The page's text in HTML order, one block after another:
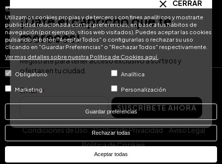
Utilizamos cookies propias y de terceros con fines analíticos y mostrarte
publicidad relacionada con tus preferencias, en base a tus hábitos de
navegación (por ejemplo, sitios web visitados). Puedes aceptar las cookies
pulsando el botón "Aceptar Todos" o configurarlas o rechazar su uso
clicando en "Guardar Preferencias" o "Rechazar Todos" respectivamente.
Ver mas detalles sobre nuestra Política de Cookies aquí.
Obligatorio Analítica
Marketing Personalización
Guardar preferencias
Rechazar todas
Aceptar todas
YouTube
TikTok
LinkedIn
NL
© Hotel Treats 2026
Tel: +34 871 51 00 40 (9:00 - 19:00 CEST)
Condiciones de Uso Política de Privacidad
Aviso Legal
Política de Cookies
CERRAR
¡Date el capricho que te
mereces!
Regístrate para tener acceso exclusivo a sorteos y
ofertas en tu ciudad.
Email
SUSCRÍBETE AHORA